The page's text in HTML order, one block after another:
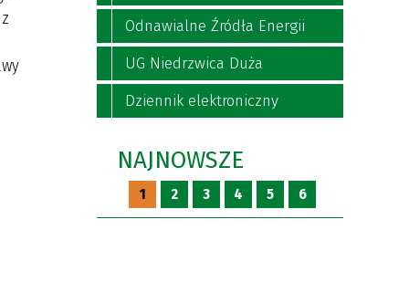
Odnawialne Źródła Energii
UG Niedrzwica Duża
Dziennik elektroniczny
NAJNOWSZE
1 2 3 4 5 6